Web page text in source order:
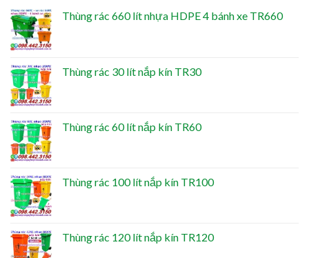
Thùng rác 660 lít nhựa HDPE 4 bánh xe TR660
Thùng rác 30 lít nắp kín TR30
Thùng rác 60 lít nắp kín TR60
Thùng rác 100 lít nắp kín TR100
Thùng rác 120 lít nắp kín TR120